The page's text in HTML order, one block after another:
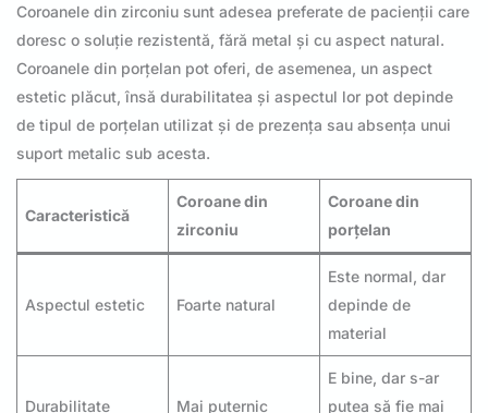
Coroanele din zirconiu sunt adesea preferate de pacienții care
doresc o soluție rezistentă, fără metal și cu aspect natural.
Coroanele din porțelan pot oferi, de asemenea, un aspect
estetic plăcut, însă durabilitatea și aspectul lor pot depinde
de tipul de porțelan utilizat și de prezența sau absența unui
suport metalic sub acesta.
Caracteristică
Coroane din
zirconiu
Coroane din
porțelan
Aspectul estetic Foarte natural
Este normal, dar
depinde de
material
Durabilitate Mai puternic
E bine, dar s-ar
putea să fie mai